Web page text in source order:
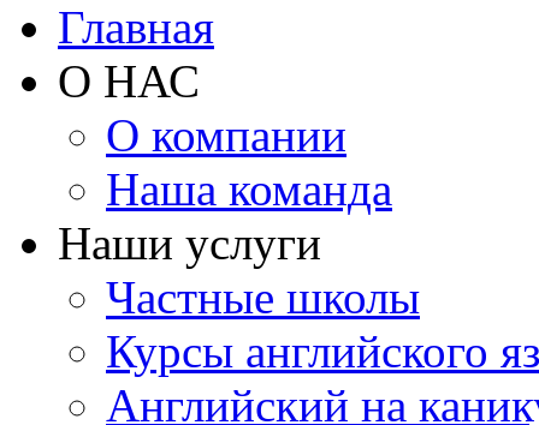
Главная
О НАС
О компании
Наша команда
Наши услуги
Частные школы
Курсы английского
Английский на